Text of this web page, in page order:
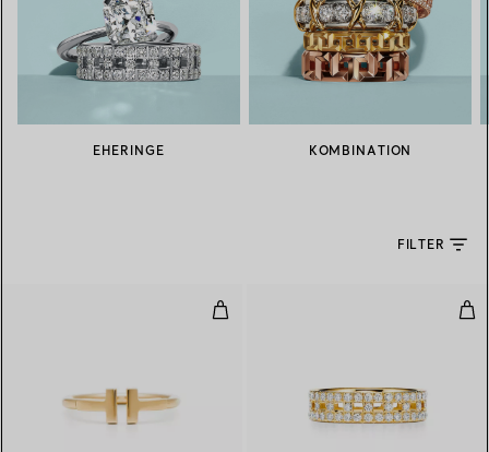
EHERINGE KOMBINATION
FILTER
Wire Ring in Gelbgold